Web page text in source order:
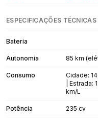
ESPECIFICAÇÕES TÉCNICAS
Bateria
Autonomia 85 km
Consumo
Cidade:
| Estrada:
km/L
Potência 235 cv